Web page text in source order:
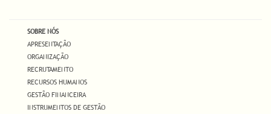
SOBRE NÓS
APRESENTAÇÃO
ORGANIZAÇÃO
RECRUTAMENTO
RECURSOS HUMANOS
GESTÃO FINANCEIRA
INSTRUMENTOS DE GESTÃO